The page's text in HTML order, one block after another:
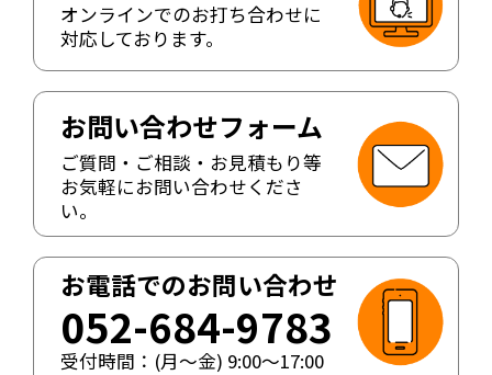
オンラインでのお打ち合わせに
対応しております。
お問い合わせフォーム
ご質問・ご相談・お見積もり等
お気軽にお問い合わせくださ
い。
お電話でのお問い合わせ
052-684-9783
受付時間：(月〜金) 9:00〜17:00